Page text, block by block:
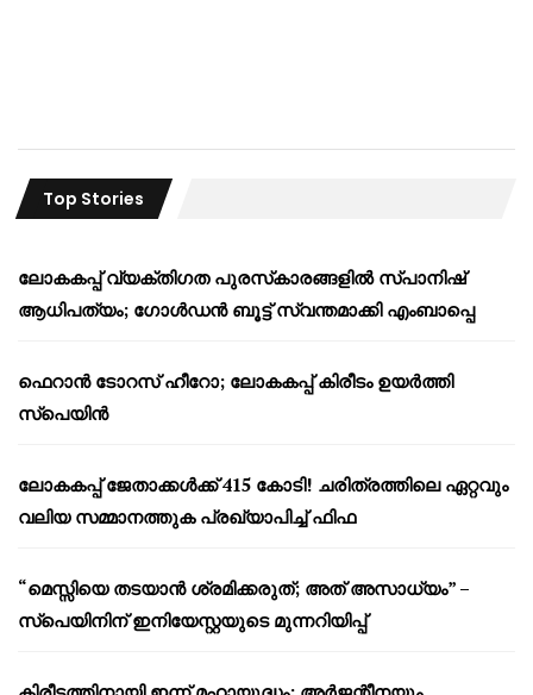
Top Stories
ലോകകപ്പ് വ്യക്തിഗത പുരസ്‌കാരങ്ങളിൽ സ്പാനിഷ്
ആധിപത്യം; ഗോൾഡൻ ബൂട്ട് സ്വന്തമാക്കി എംബാപ്പെ
ഫെറാൻ ടോറസ് ഹീറോ; ലോകകപ്പ് കിരീടം ഉയർത്തി
സ്പെയിൻ
ലോകകപ്പ് ജേതാക്കൾക്ക് 415 കോടി! ചരിത്രത്തിലെ ഏറ്റവും
വലിയ സമ്മാനത്തുക പ്രഖ്യാപിച്ച് ഫിഫ
“മെസ്സിയെ തടയാൻ ശ്രമിക്കരുത്; അത് അസാധ്യം” –
സ്പെയിനിന് ഇനിയേസ്റ്റയുടെ മുന്നറിയിപ്പ്